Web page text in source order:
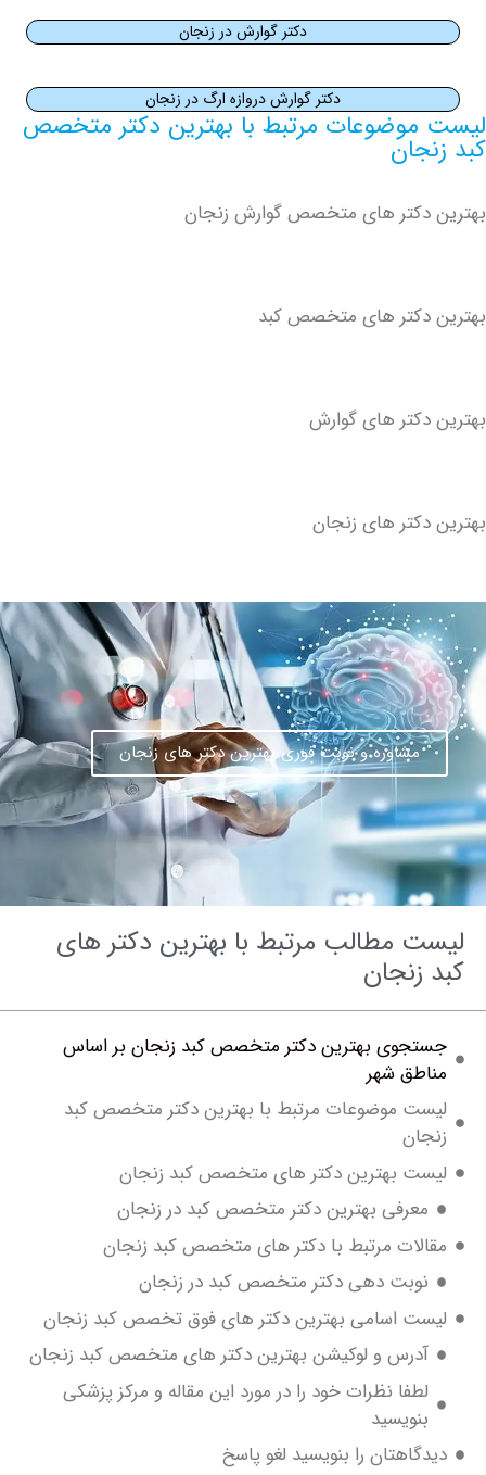
دکتر گوارش در زنجان
دکتر گوارش دروازه ارگ در زنجان
مرتبط با بهترین دکتر متخصص
های متخصص گوارش زنجان
های متخصص کبد
های گوارش
های زنجان
مشاوره و نوبت فوری بهترین دکتر های زنجان
مطالب مرتبط با بهترین دکتر های
بهترین دکتر متخصص کبد زنجان بر اساس
شهر
موضوعات مرتبط با بهترین دکتر متخصص کبد
بهترین دکتر های متخصص کبد زنجان
معرفی بهترین دکتر متخصص کبد در زنجان
مرتبط با دکتر های متخصص کبد زنجان
نوبت دهی دکتر متخصص کبد در زنجان
اسامی بهترین دکتر های فوق تخصص کبد زنجان
آدرس و لوکیشن بهترین دکتر های متخصص کبد زنجان
لطفا نظرات خود را در مورد این مقاله و مرکز پزشکی
بنویسید
را بنویسید لغو پاسخ